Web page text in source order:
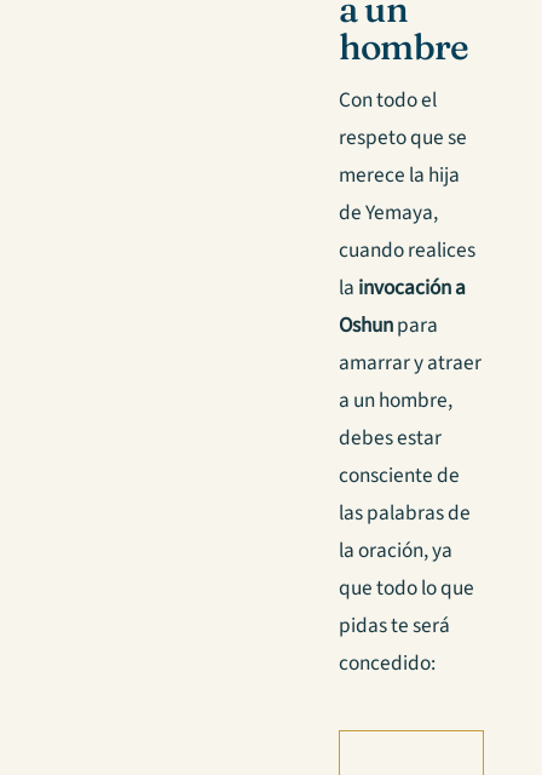
a un
hombre
Con todo el
respeto que se
merece la hija
de Yemaya,
cuando realices
la invocación a
Oshunpara
amarrar y atraer
a un hombre,
debes estar
consciente de
las palabras de
la oración, ya
que todo lo que
pidas te será
concedido: